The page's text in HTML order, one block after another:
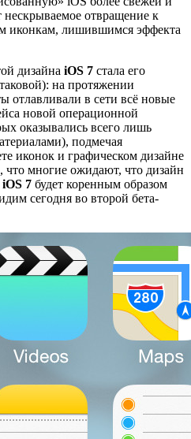
отвращение к
иконкам, лишившимся эффекта
дизайна iOS 7 стала его
на протяжении
отлавливали в сети всё новые
новой операционной
оказывались всего лишь
подмечая
иконок и графическом дизайне
многие ожидают, что дизайн
iOS 7 будет коренным образом
сегодня во второй бета-